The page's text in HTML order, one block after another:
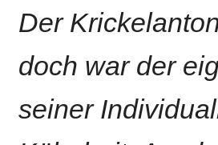
Der
doch war der
seiner